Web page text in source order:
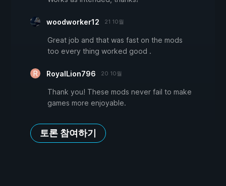
woodworker12 21 10월
Great job and that was fast on the mods
too every thing worked good .
RoyalLion796 20 10월
Thank you! These mods never fail to make
games more enjoyable.
토론 참여하기